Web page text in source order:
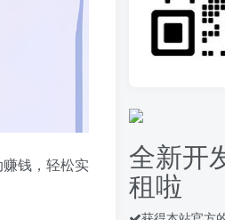
钱，轻松实
全新开
租啦